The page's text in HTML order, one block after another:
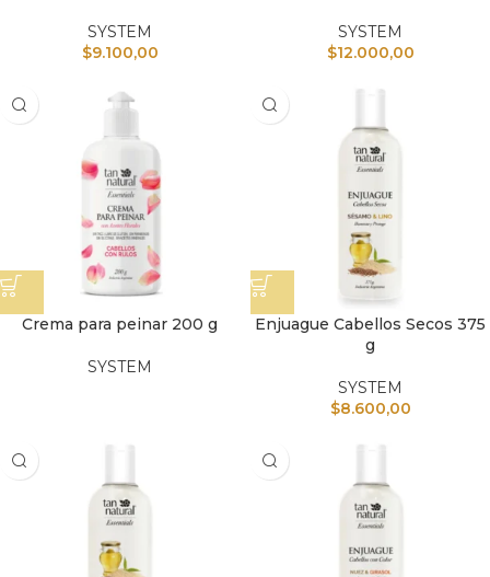
SYSTEM
$9.100,00
SYSTEM
$12.000,00
Crema para peinar 200 g
SYSTEM
Enjuague Cabellos Secos 375
g
SYSTEM
$8.600,00